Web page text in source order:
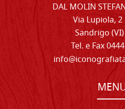
DAL MOLIN
Via Lupiola, 2
Sandrigo
Tel. e Fax